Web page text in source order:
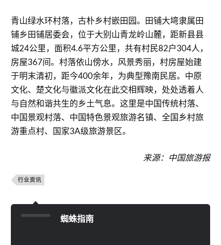
青山绿水环村落，古朴乡村嵌田园。田铺大塆隶属田
铺乡田铺居委会，位于大别山青龙岭山麓，距新县县
城24公里，面积4.6平方公里，共有村民82户304人，
房屋367间。村落依山傍水，风景秀丽，村房屋始建
于明末清初，距今400余年，为典型豫南民居。中原
文化、楚文化与徽派文化在此交相辉映，处处透着人
与自然和谐共生的乡土气息。这里是中国传统村落、
中国景观村落、中国特色景观旅游名镇、全国乡村旅
游重点村、国家3A级旅游景区。
来源：中国旅游报
行业资讯
蜘蛛指南